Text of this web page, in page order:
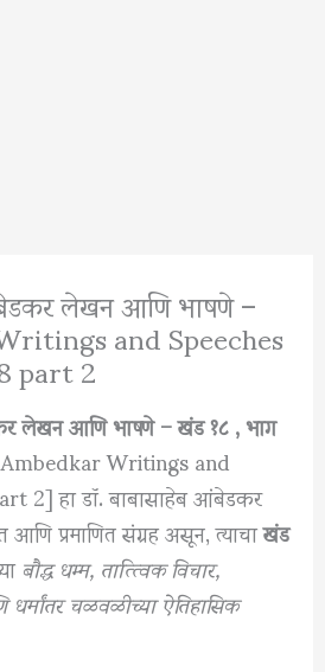
लेखन आणि भाषणे –
and Speeches
part 2
लेखन आणि भाषणे – खंड १८ , भाग
Writings and
2] हा डॉ. बाबासाहेब आंबेडकर
प्रमाणित संग्रह असून, त्याचाखंड
बौद्ध धम्म, तात्त्विक विचार,
चळवळीच्या ऐतिहासिक